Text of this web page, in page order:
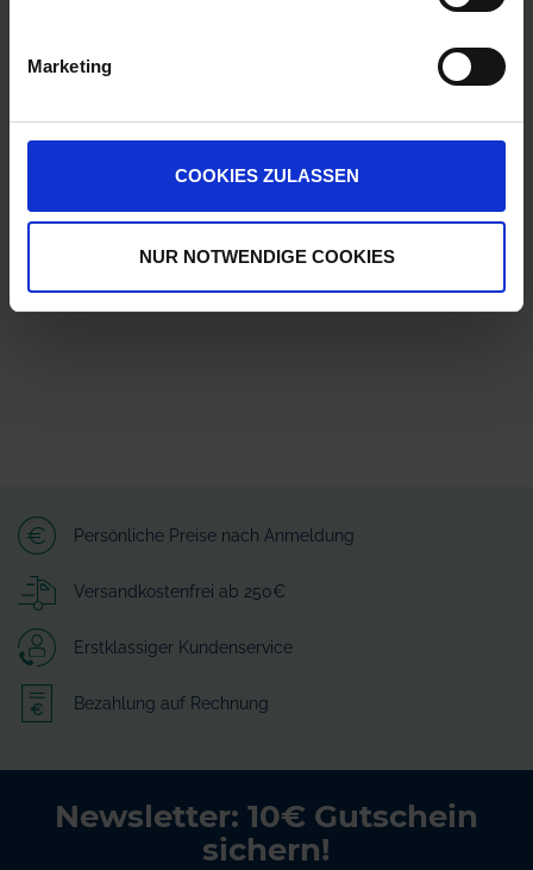
Marketing
COOKIES ZULASSEN
NUR NOTWENDIGE COOKIES
QTY_CONTROL_DECREASE
IN DEN WARENKORB
Herstellerinformationen (GPSR)
GRIMME Landmaschinenfabrik GmbH & Co. KG
Persönliche Preise nach Anmeldung
Versandkostenfrei ab 250€
Erstklassiger Kundenservice
Bezahlung auf Rechnung
Newsletter: 10€ Gutschein
sichern!